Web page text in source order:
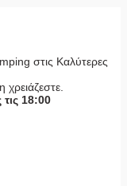
στις Καλύτερες
χρειάζεστε.
18:00